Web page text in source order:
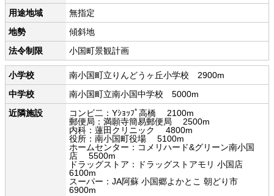
用途地域
無指定
地勢
傾斜地
法令制限
小国町景観計画
小学校
南小国町立りんどうヶ丘小学校 2900m
中学校
南小国町立南小国中学校 5000m
近隣施設
コンビ二：Yｼｮｯﾌﾟ高橋 2100m
郵便局：満願寺簡易郵便局 2500m
内科：蓮田クリニック 4800m
役所：南小国町役場 5100m
ホームセンター：コメリハード&グリーン南小国
店 5500m
ドラッグストア：ドラッグストアモリ 小国店
6100m
スーパー：JA阿蘇 小国郷よかとこ 朝どり市
6900m